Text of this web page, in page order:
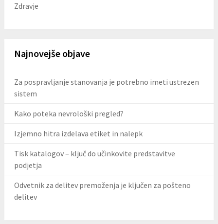
Zdravje
Najnovejše objave
Za pospravljanje stanovanja je potrebno imeti ustrezen
sistem
Kako poteka nevrološki pregled?
Izjemno hitra izdelava etiket in nalepk
Tisk katalogov – ključ do učinkovite predstavitve
podjetja
Odvetnik za delitev premoženja je ključen za pošteno
delitev